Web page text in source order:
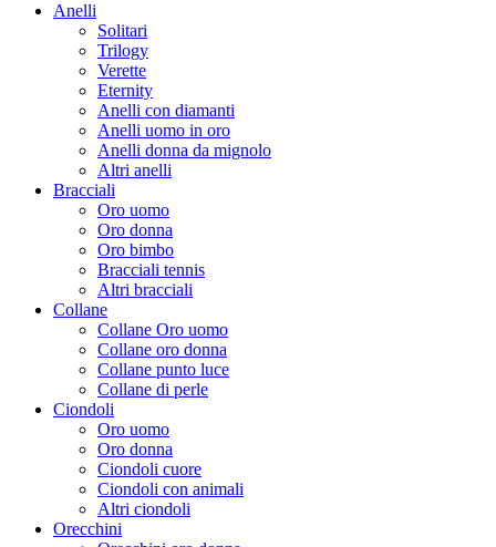
Anelli
Solitari
Trilogy
Verette
Eternity
Anelli con diamanti
Anelli uomo in oro
Anelli donna da mignolo
Altri anelli
Bracciali
Oro uomo
Oro donna
Oro bimbo
Bracciali tennis
Altri bracciali
Collane
Collane Oro uomo
Collane oro donna
Collane punto luce
Collane di perle
Ciondoli
Oro uomo
Oro donna
Ciondoli cuore
Ciondoli con animali
Altri ciondoli
Orecchini